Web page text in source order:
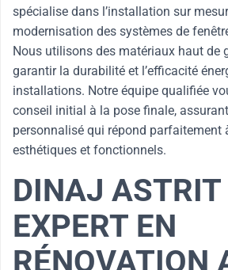
spécialise dans l’installation sur
modernisation des systèmes de
Nous utilisons des matériaux haut de
garantir la durabilité et l’efficacité
installations. Notre équipe qualifiée
conseil initial à la pose finale,
personnalisé qui répond parfaitement
esthétiques et fonctionnels.
DINAJ ASTRIT
EXPERT EN
RÉNOVATION